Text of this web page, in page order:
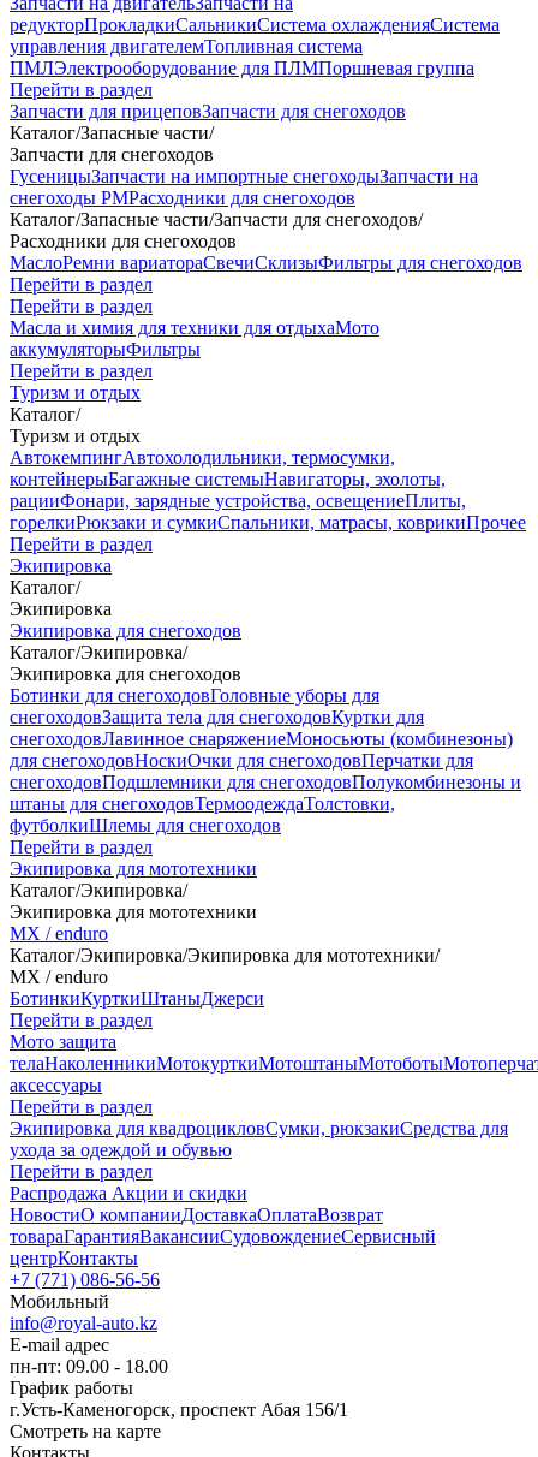
редукторПрокладкиСальникиСистема охлажденияСистема
управления двигателемТопливная система
ПМЛЭлектрооборудование для ПЛМПоршневая группа
Перейти в раздел
Запчасти для прицеповЗапчасти для снегоходов
Каталог/Запасные части/
Запчасти для снегоходов
ГусеницыЗапчасти на импортные снегоходыЗапчасти на
снегоходы РМРасходники для снегоходов
Каталог/Запасные части/Запчасти для снегоходов/
Расходники для снегоходов
МаслоРемни вариатораСвечиСклизыФильтры для снегоходов
Перейти в раздел
Перейти в раздел
Масла и химия для техники для отдыхаМото
аккумуляторыФильтры
Перейти в раздел
Туризм и отдых
Каталог/
Туризм и отдых
АвтокемпингАвтохолодильники, термосумки,
контейнерыБагажные системыНавигаторы, эхолоты,
рацииФонари, зарядные устройства, освещениеПлиты,
горелкиРюкзаки и сумкиСпальники, матрасы, коврикиПрочее
Перейти в раздел
Экипировка
Каталог/
Экипировка
Экипировка для снегоходов
Каталог/Экипировка/
Экипировка для снегоходов
Ботинки для снегоходовГоловные уборы для
снегоходовЗащита тела для снегоходовКуртки для
снегоходовЛавинное снаряжениеМоносьюты (комбинезоны)
для снегоходовНоскиОчки для снегоходовПерчатки для
снегоходовПодшлемники для снегоходовПолукомбинезоны и
штаны для снегоходовТермоодеждаТолстовки,
футболкиШлемы для снегоходов
Перейти в раздел
Экипировка для мототехники
Каталог/Экипировка/
Экипировка для мототехники
MX / enduro
Каталог/Экипировка/Экипировка для мототехники/
MX / enduro
БотинкиКурткиШтаныДжерси
Перейти в раздел
Мото защита
телаНаколенникиМотокурткиМотоштаныМотоботы
аксессуары
Перейти в раздел
Экипировка для квадроцикловСумки, рюкзакиСредства для
ухода за одеждой и обувью
Перейти в раздел
Распродажа Акции и скидки
НовостиО компанииДоставкаОплатаВозврат
товараГарантияВакансииСудовождениеСервисный
центрКонтакты
+7 (771) 086-56-56
Мобильный
info@royal-auto.kz
E-mail адрес
пн-пт: 09.00 - 18.00
График работы
г.Усть-Каменогорск, проспект Абая 156/1
Смотреть на карте
Контакты